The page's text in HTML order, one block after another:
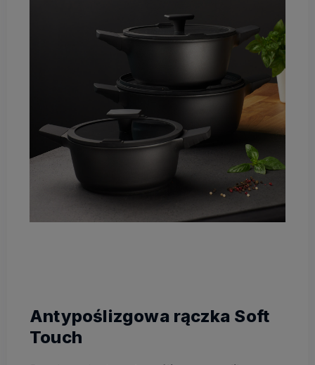
Antypoślizgowa rączka Soft
Touch